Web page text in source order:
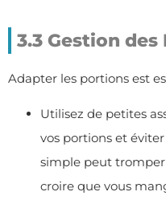
3.3 Gestion
Adapter les portions est
Utilisez de petites
vos portions et
simple peut
croire que vous